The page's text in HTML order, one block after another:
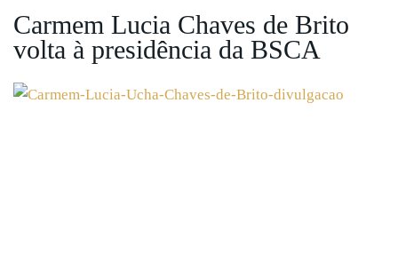
Carmem Lucia Chaves de Brito
volta à presidência da BSCA